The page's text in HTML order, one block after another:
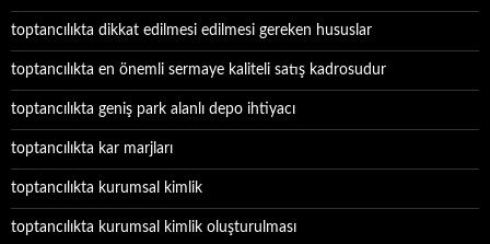
toptancılıkta dikkat edilmesi edilmesi gereken hususlar
toptancılıkta en önemli sermaye kaliteli satış kadrosudur
toptancılıkta geniş park alanlı depo ihtiyacı
toptancılıkta kar marjları
toptancılıkta kurumsal kimlik
toptancılıkta kurumsal kimlik oluşturulması